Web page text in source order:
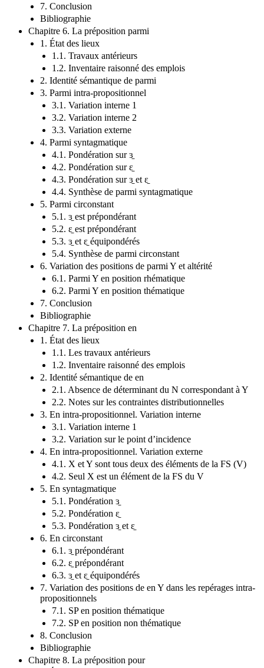
7. Conclusion
Bibliographie
Chapitre 6. La préposition parmi
1. État des lieux
1.1. Travaux antérieurs
1.2. Inventaire raisonné des emplois
2. Identité sémantique de parmi
3. Parmi intra-propositionnel
3.1. Variation interne 1
3.2. Variation interne 2
3.3. Variation externe
4. Parmi syntagmatique
4.1. Pondération sur ɜ̱
4.2. Pondération sur ɛ̱
4.3. Pondération sur ɜ̱ et ɛ̱
4.4. Synthèse de parmi syntagmatique
5. Parmi circonstant
5.1. ɜ̱ est prépondérant
5.2. ɛ̱ est prépondérant
5.3. ɜ̱ et ɛ̱ équipondérés
5.4. Synthèse de parmi circonstant
6. Variation des positions de parmi Y et altérité
6.1. Parmi Y en position rhématique
6.2. Parmi Y en position thématique
7. Conclusion
Bibliographie
Chapitre 7. La préposition en
1. État des lieux
1.1. Les travaux antérieurs
1.2. Inventaire raisonné des emplois
2. Identité sémantique de en
2.1. Absence de déterminant du N correspondant à Y
2.2. Notes sur les contraintes distributionnelles
3. En intra-propositionnel. Variation interne
3.1. Variation interne 1
3.2. Variation sur le point d’incidence
4. En intra-propositionnel. Variation externe
4.1. X et Y sont tous deux des éléments de la FS (V)
4.2. Seul X est un élément de la FS du V
5. En syntagmatique
5.1. Pondération ɜ̱
5.2. Pondération ɛ̱
5.3. Pondération ɜ̱ et ɛ̱
6. En circonstant
6.1. ɜ̱ prépondérant
6.2. ɛ̱ prépondérant
6.3. ɜ̱ et ɛ̱ équipondérés
7. Variation des positions de en Y dans les repérages intra-
propositionnels
7.1. SP en position thématique
7.2. SP en position non thématique
8. Conclusion
Bibliographie
Chapitre 8. La préposition pour